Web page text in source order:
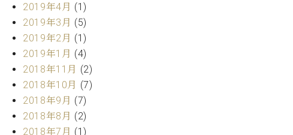
2019年4月 (1)
2019年3月 (5)
2019年2月 (1)
2019年1月 (4)
2018年11月 (2)
2018年10月 (7)
2018年9月 (7)
2018年8月 (2)
2018年7月 (1)